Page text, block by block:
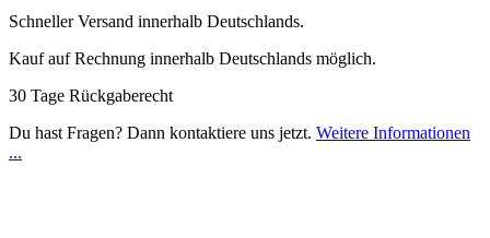
Schneller Versand innerhalb Deutschlands.
Kauf auf Rechnung innerhalb Deutschlands möglich.
30 Tage Rückgaberecht
Du hast Fragen? Dann kontaktiere uns jetzt. Weitere Informationen
...